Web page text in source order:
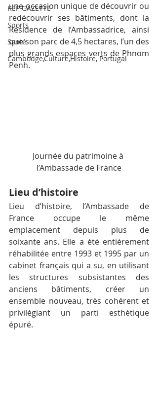
KEP GAZETTE
Sports
Santé
Cambodge,Culture,Histoire, Portugal
une occasion unique de découvrir ou
redécouvrir ses bâtiments, dont la
Résidence de l’Ambassadrice, ainsi
que son parc de 4,5 hectares, l’un des
plus grands espaces verts de Phnom
Penh.
Journée du patrimoine à
l’Ambassade de France
Lieu d’histoire
Lieu d’histoire, l’Ambassade de
France occupe le même
emplacement depuis plus de
soixante ans. Elle a été entièrement
réhabilitée entre 1993 et 1995 par un
cabinet français qui a su, en utilisant
les structures subsistantes des
anciens bâtiments, créer un
ensemble nouveau, très cohérent et
privilégiant un parti esthétique
épuré.